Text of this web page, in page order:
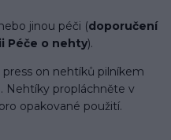
jinou péči (doporučení
Péče o nehty).
on nehtíků pilníkem
Nehtíky propláchněte v
opakované použití.